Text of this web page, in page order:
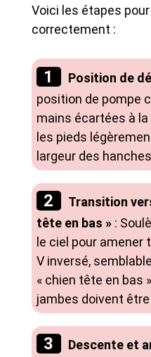
Voici les étapes
correctement :
Position de
position de pompe
mains écartées à
les pieds
largeur des
Transition
tête en bas » :
le ciel pour amener
V inversé,
« chien tête en bas
jambes doivent
Descente et